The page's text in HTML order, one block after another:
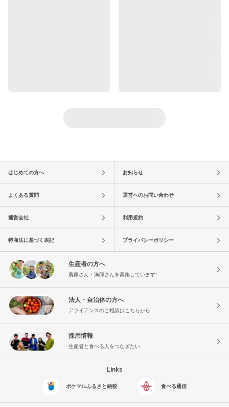
はじめての方へ お知らせ
よくある質問 運営へのお問い合わせ
運営会社 利用規約
特商法に基づく表記 プライバシーポリシー
生産者の方へ
農家さん・漁師さんを募集しています!
法人・自治体の方へ
アライアンスのご相談はこちらから
採用情報
生産者と食べる人をつなぎたい
Links
ポケマルふるさと納税 食べる通信